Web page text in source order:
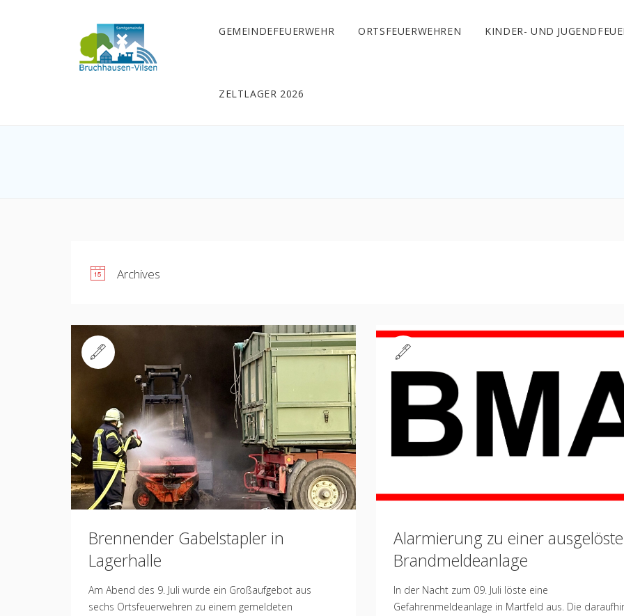
GEMEINDEFEUERWEHR ORTSFEUERWEHREN KINDER- UND
ZELTLAGER 2026
Archives
Brennender Gabelstapler in
Lagerhalle
Am Abend des 9. Juli wurde ein Großaufgebot aus
sechs Ortsfeuerwehren zu einem gemeldeten
Standard
Alarmierung zu einer
Brandmeldeanlage
In der Nacht zum 09. Juli löste eine
Gefahrenmeldeanlage in Martfeld aus. Die